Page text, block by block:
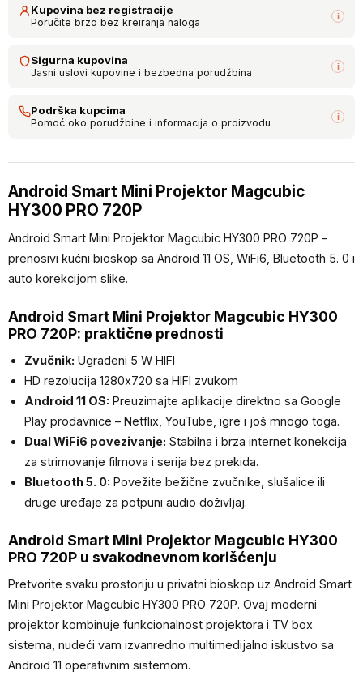
Kupovina bez registracije
Poručite brzo bez kreiranja naloga i
Sigurna kupovina
Jasni uslovi kupovine i bezbedna porudžbina i
Podrška kupcima
Pomoć oko porudžbine i informacija o proizvodu i
Android Smart Mini Projektor Magcubic
HY300 PRO 720P
Android Smart Mini Projektor Magcubic HY300 PRO 720P –
prenosivi kućni bioskop sa Android 11 OS, WiFi6, Bluetooth 5. 0 i
auto korekcijom slike.
Android Smart Mini Projektor Magcubic HY300
PRO 720P: praktične prednosti
Zvučnik: Ugrađeni 5 W HIFI
HD rezolucija 1280x720 sa HIFI zvukom
Android 11 OS: Preuzimajte aplikacije direktno sa Google
Play prodavnice – Netflix, YouTube, igre i još mnogo toga.
Dual WiFi6 povezivanje: Stabilna i brza internet konekcija
za strimovanje filmova i serija bez prekida.
Bluetooth 5. 0: Povežite bežične zvučnike, slušalice ili
druge uređaje za potpuni audio doživljaj.
Android Smart Mini Projektor Magcubic HY300
PRO 720P u svakodnevnom korišćenju
Pretvorite svaku prostoriju u privatni bioskop uz Android Smart
Mini Projektor Magcubic HY300 PRO 720P. Ovaj moderni
projektor kombinuje funkcionalnost projektora i TV box
sistema, nudeći vam izvanredno multimedijalno iskustvo sa
Android 11 operativnim sistemom.